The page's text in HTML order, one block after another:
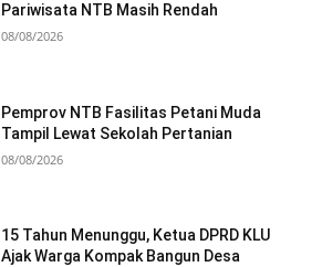
Pariwisata NTB Masih Rendah
08/08/2026
Pemprov NTB Fasilitas Petani Muda
Tampil Lewat Sekolah Pertanian
08/08/2026
15 Tahun Menunggu, Ketua DPRD KLU
Ajak Warga Kompak Bangun Desa